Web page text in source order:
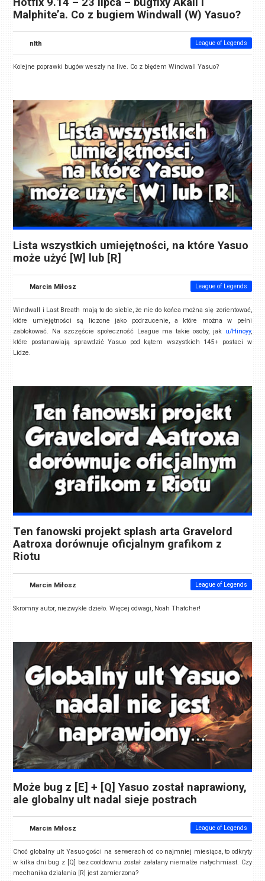
Malphite’a. Co z bugiem Windwall (W) Yasuo?
nlth League of Legends
Kolejne poprawki bugów weszły na live. Co z błędem Windwall Yasuo?
Lista wszystkich umiejętności, na które Yasuo
może użyć [W] lub [R]
Marcin Miłosz League of Legends
Windwall i Last Breath mają to do siebie, że nie do końca można się zorientować,
które umiejętności są liczone jako podrzucenie, a które można w pełni
zablokować. Na szczęście społeczność League ma takie osoby, jak u/Hinoyy,
które postanawiają sprawdzić Yasuo pod kątem wszystkich 145+ postaci w
Lidze.
Ten fanowski projekt splash arta Gravelord
Aatroxa dorównuje oficjalnym grafikom z
Riotu
Marcin Miłosz League of Legends
Skromny autor, niezwykłe dzieło. Więcej odwagi, Noah Thatcher!
Może bug z [E] + [Q] Yasuo został naprawiony,
ale globalny ult nadal sieje postrach
Marcin Miłosz League of Legends
Choć globalny ult Yasuo gości na serwerach od co najmniej miesiąca, to odkryty
w kilka dni bug z [Q] bez cooldownu został załatany niemalże natychmiast. Czy
mechanika działania [R] jest zamierzona?